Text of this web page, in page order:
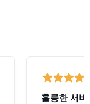
훌륭한 서비